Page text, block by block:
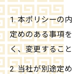
1. 本ポリシーの
定めのある事項
く、変更するこ
2. 当社が別途定